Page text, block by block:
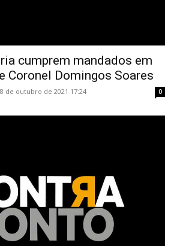
cumprem mandados em
Coronel Domingos Soares
de outubro de 2021 17:24 0